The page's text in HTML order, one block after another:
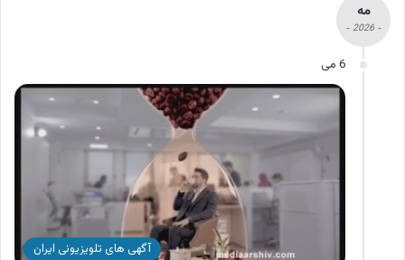
مه
- 2026 -
6 می
آگهی های تلویزیونی ایران